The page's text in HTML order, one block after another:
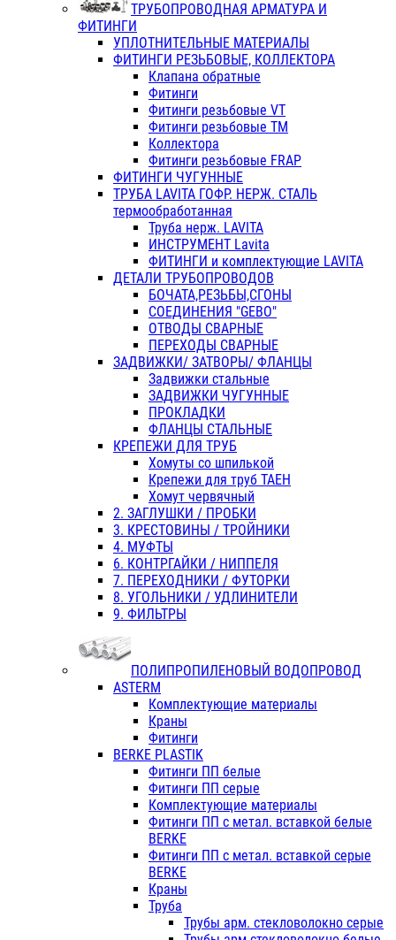
ТРУБОПРОВОДНАЯ АРМАТУРА И
ФИТИНГИ
УПЛОТНИТЕЛЬНЫЕ МАТЕРИАЛЫ
ФИТИНГИ РЕЗЬБОВЫЕ, КОЛЛЕКТОРА
Клапана обратные
Фитинги
Фитинги резьбовые VT
Фитинги резьбовые ТМ
Коллектора
Фитинги резьбовые FRAP
ФИТИНГИ ЧУГУННЫЕ
ТРУБА LAVITA ГОФР. НЕРЖ. СТАЛЬ
термообработанная
Труба нерж. LAVITA
ИНСТРУМЕНТ Lavita
ФИТИНГИ и комплектующие LAVITA
ДЕТАЛИ ТРУБОПРОВОДОВ
БОЧАТА,РЕЗЬБЫ,СГОНЫ
СОЕДИНЕНИЯ "GEBO"
ОТВОДЫ СВАРНЫЕ
ПЕРЕХОДЫ СВАРНЫЕ
ЗАДВИЖКИ/ ЗАТВОРЫ/ ФЛАНЦЫ
Задвижки стальные
ЗАДВИЖКИ ЧУГУННЫЕ
ПРОКЛАДКИ
ФЛАНЦЫ СТАЛЬНЫЕ
КРЕПЕЖИ ДЛЯ ТРУБ
Хомуты со шпилькой
Крепежи для труб ТАЕН
Хомут червячный
2. ЗАГЛУШКИ / ПРОБКИ
3. КРЕСТОВИНЫ / ТРОЙНИКИ
4. МУФТЫ
6. КОНТРГАЙКИ / НИППЕЛЯ
7. ПЕРЕХОДНИКИ / ФУТОРКИ
8. УГОЛЬНИКИ / УДЛИНИТЕЛИ
9. ФИЛЬТРЫ
ПОЛИПРОПИЛЕНОВЫЙ ВОДОПРОВОД
ASTERM
Комплектующие материалы
Краны
Фитинги
BERKE PLASTIK
Фитинги ПП белые
Фитинги ПП серые
Комплектующие материалы
Фитинги ПП с метал. вставкой белые
BERKE
Фитинги ПП с метал. вставкой серые
BERKE
Краны
Труба
Трубы арм. стекловолокно серые